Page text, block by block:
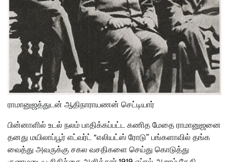
ராமானுஜத்துடன் ஆதிநாராயணன் செட்டியார்
பின்னாளில் உடல் நலம் பாதிக்கப்பட்ட கணித மேதை ராமானுஜனை
தனது மயிலாப்பூர் எட்வர்ட் “எலியட்ஸ் ரோடு” பங்களாவில் தங்க
வைத்து அவருக்கு சகல வசதிகளை செய்து கொடுத்து